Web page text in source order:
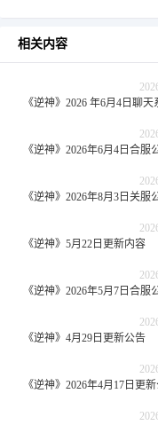
相关内容
《逆神》2026 年6月4日聊天
《逆神》2026年6月4日合服
《逆神》2026年8月3日关服
《逆神》5月22日更新内容
《逆神》2026年5月7日合服
《逆神》4月29日更新公告
《逆神》2026年4月17日更